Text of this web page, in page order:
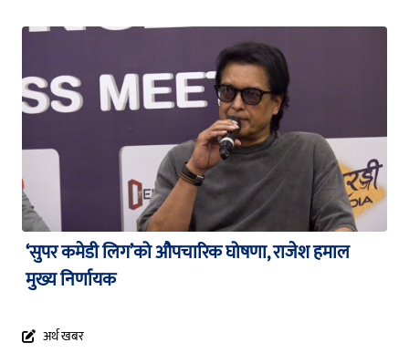
‘सुपर कमेडी लिग’को औपचारिक घोषणा, राजेश हमाल
मुख्य निर्णायक
अर्थ खबर